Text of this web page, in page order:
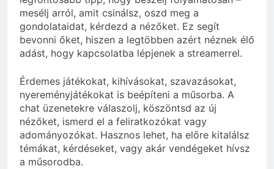
mesélj arról, amit csinálsz, oszd meg a
gondolataidat, kérdezd a nézőket. Ez segít
bevonni őket, hiszen a legtöbben azért néznek élő
adást, hogy kapcsolatba lépjenek a streamerrel.
Érdemes játékokat, kihívásokat, szavazásokat,
nyereményjátékokat is beépíteni a műsorba. A
chat üzenetekre válaszolj, köszöntsd az új
nézőket, ismerd el a feliratkozókat vagy
adományozókat. Hasznos lehet, ha előre kitalálsz
témákat, kérdéseket, vagy akár vendégeket hívsz
a műsorodba.